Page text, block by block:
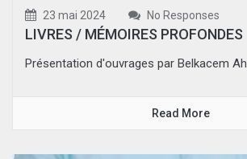
23 mai 2024 No Responses
LIVRES / MÉMOIRES PROFONDES
Présentation d'ouvrages par Belkacem
Read More